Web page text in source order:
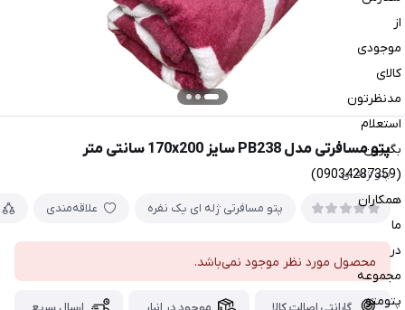
از
موجودی
کالای
مدنظرتون
استعلام
بگیرین
(09034287359)
همکاران
ما
در
مجموعه
پتومتو
پتو مسافرتی مدل PB238 سایز 170x200 سانتی متر
پتو ژله ای
پتو مسافرتی ژله ای یک نفره علاقه‌مندی
محصول مورد نظر موجود نمی‌باشد.